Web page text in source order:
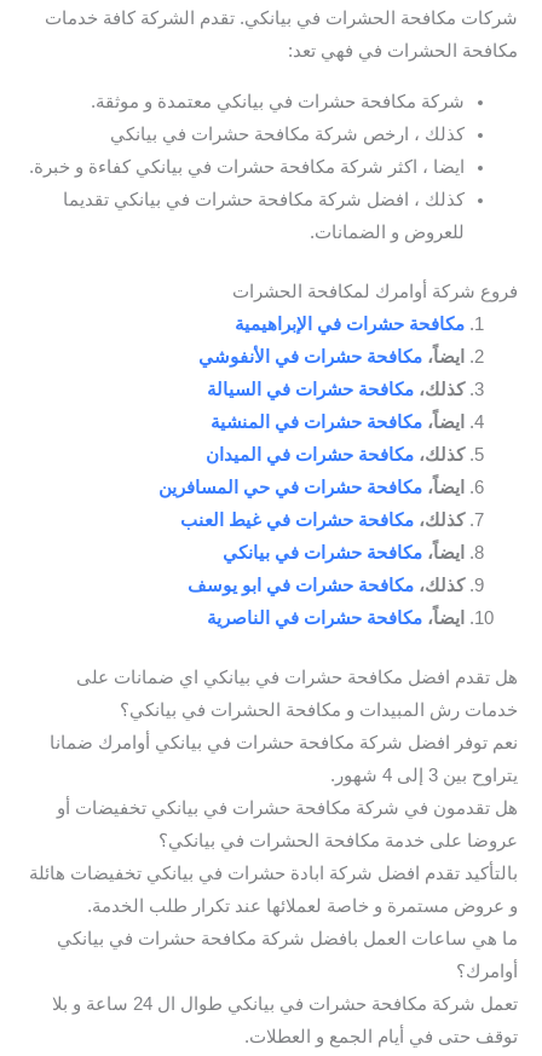
شركات مكافحة الحشرات في بيانكي. تقدم الشركة كافة خدمات
مكافحة الحشرات في فهي تعد:
شركة مكافحة حشرات في بيانكي معتمدة و موثقة.
كذلك ، ارخص شركة مكافحة حشرات في بيانكي
ايضا ، اكثر شركة مكافحة حشرات في بيانكي كفاءة و خبرة.
كذلك ، افضل شركة مكافحة حشرات في بيانكي تقديما
للعروض و الضمانات.
فروع شركة أوامرك لمكافحة الحشرات
مكافحة حشرات في الإبراهيمية
ايضاً، مكافحة حشرات في الأنفوشي
كذلك، مكافحة حشرات في السيالة
ايضاً، مكافحة حشرات في المنشية
كذلك، مكافحة حشرات في الميدان
ايضاً، مكافحة حشرات في حي المسافرين
كذلك، مكافحة حشرات في غيط العنب
ايضاً، مكافحة حشرات في بيانكي
كذلك، مكافحة حشرات في ابو يوسف
ايضاً، مكافحة حشرات في الناصرية
هل تقدم افضل مكافحة حشرات في بيانكي اي ضمانات على
خدمات رش المبيدات و مكافحة الحشرات في بيانكي؟
نعم توفر افضل شركة مكافحة حشرات في بيانكي أوامرك ضمانا
يتراوح بين 3 إلى 4 شهور.
هل تقدمون في شركة مكافحة حشرات في بيانكي تخفيضات أو
عروضا على خدمة مكافحة الحشرات في بيانكي؟
بالتأكيد تقدم افضل شركة ابادة حشرات في بيانكي تخفيضات هائلة
و عروض مستمرة و خاصة لعملائها عند تكرار طلب الخدمة.
ما هي ساعات العمل بافضل شركة مكافحة حشرات في بيانكي
أوامرك؟
تعمل شركة مكافحة حشرات في بيانكي طوال ال 24 ساعة و بلا
توقف حتى في أيام الجمع و العطلات.